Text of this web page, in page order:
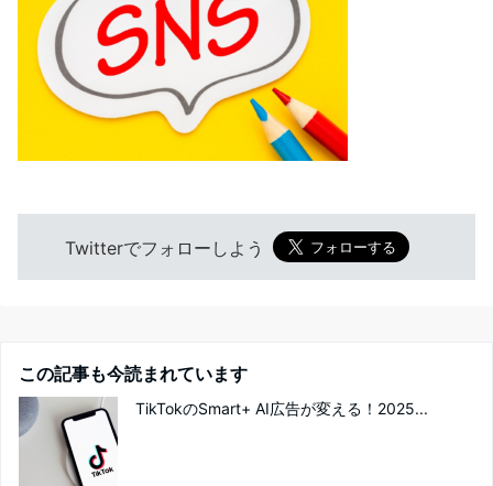
Twitterでフォローしよう
この記事も今読まれています
TikTokのSmart+ AI広告が変える！2025...